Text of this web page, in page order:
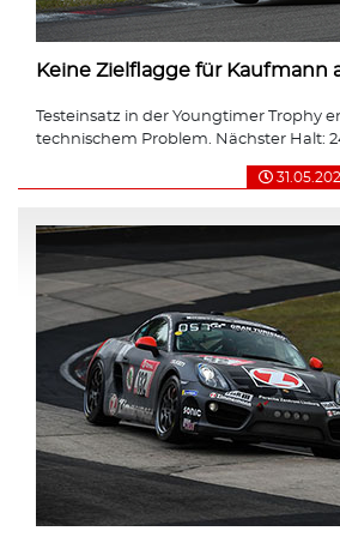
Keine Zielflagge für Kaufmann
Testeinsatz in der Youngtimer Trophy
technischem Problem. Nächster Halt: